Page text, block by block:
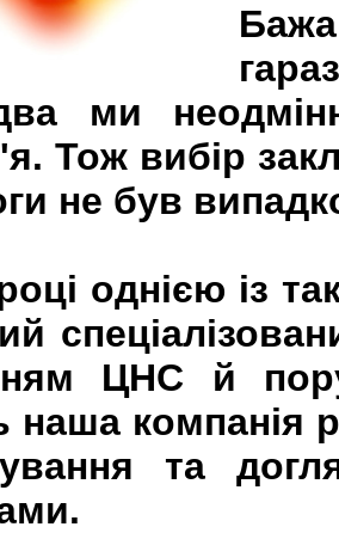
ми
Тож вибір
не був
однією із
ЦНС й
наша компанія
та